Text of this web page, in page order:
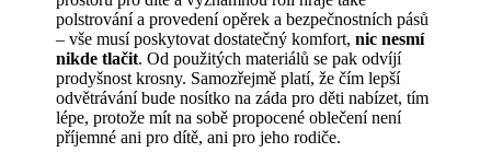
polstrování a provedení opěrek a bezpečnostních pásů
– vše musí poskytovat dostatečný komfort,nic nesmí
nikde tlačit. Od použitých materiálů se pak odvíjí
prodyšnost krosny. Samozřejmě platí, že čím lepší
odvětrávání bude nosítko na záda pro děti nabízet, tím
lépe, protože mít na sobě propocené oblečení není
příjemné ani pro dítě, ani pro jeho rodiče.